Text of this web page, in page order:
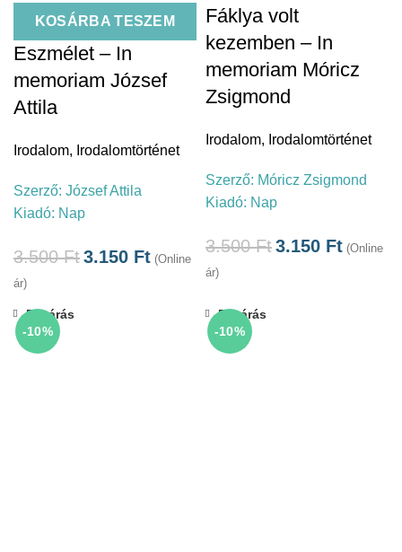
KOSÁRBA TESZEM
Eszmélet – In
memoriam József
Attila
Irodalom, Irodalomtörténet
Szerző: József Attila
Kiadó: Nap
3.500Ft3.150 Ft (Online
ár)
Fáklya volt
kezemben – In
memoriam Móricz
Zsigmond
Irodalom, Irodalomtörténet
Szerző: Móricz Zsigmond
Kiadó: Nap
3.500Ft3.150 Ft (Online
ár)
-10%
Bezárás
-10%
Bezárás